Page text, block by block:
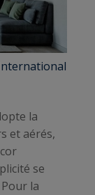
la
et aérés,
se
la